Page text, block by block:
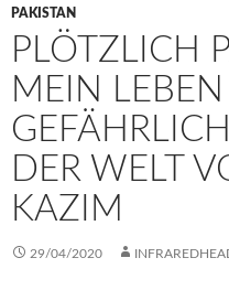
PAKISTAN
PLÖTZLICH
MEIN
DER WELT
KAZIM
29/04/2020